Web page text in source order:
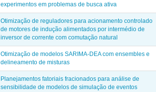
experimentos em problemas de busca ativa
Otimização de reguladores para acionamento controlado
de motores de indução alimentados por intermédio de
inversor de corrente com comutação natural
Otimização de modelos SARIMA-DEA com ensembles e
delineamento de misturas
Planejamentos fatoriais fracionados para análise de
sensibilidade de modelos de simulação de eventos